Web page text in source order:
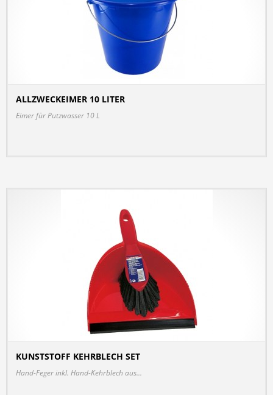
ALLZWECKEIMER 10 LITER
Eimer für Putzwasser 10 L
KUNSTSTOFF KEHRBLECH SET
Hand-Feger inkl. Hand-Kehrblech aus...